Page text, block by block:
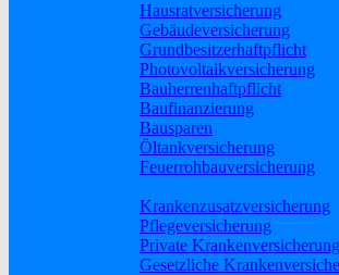
Hausratversicherung
Gebäudeversicherung
Grundbesitzerhaftpflicht
Photovoltaikversicherung
Bauherrenhaftpflicht
Baufinanzierung
Bausparen
Öltankversicherung
Feuerrohbauversicherung
Krankenzusatzversicherung
Pflegeversicherung
Private Krankenversicherung
Gesetzliche